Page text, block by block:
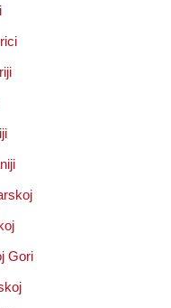
Gori